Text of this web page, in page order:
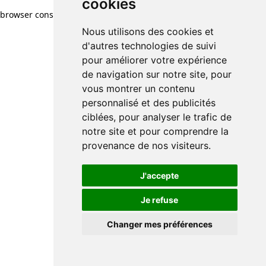
cookies
Nous utilisons des cookies et
d'autres technologies de suivi
pour améliorer votre expérience
de navigation sur notre site, pour
vous montrer un contenu
personnalisé et des publicités
ciblées, pour analyser le trafic de
notre site et pour comprendre la
provenance de nos visiteurs.
J'accepte
Je refuse
Changer mes préférences
browser console for more information)